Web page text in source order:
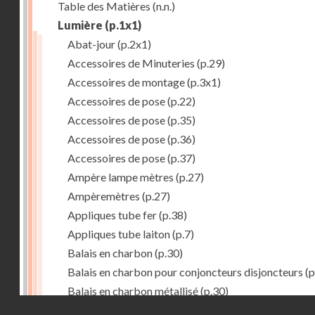
Table des Matières (n.n.)
Lumière (p.1x1)
Abat-jour(p.2x1)
Accessoires de Minuteries (p.29)
Accessoires de montage(p.3x1)
Accessoires de pose(p.22)
Accessoires de pose(p.35)
Accessoires de pose(p.36)
Accessoires de pose(p.37)
Ampère lampe mètres (p.27)
Ampèremètres (p.27)
Appliques tube fer(p.38)
Appliques tube laiton(p.7)
Balais en charbon(p.30)
Balais en charbon pour conjoncteurs disjoncteurs
Balais en charbon métallisé(p.30)